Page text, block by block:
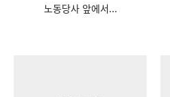
노동당사 앞에서...